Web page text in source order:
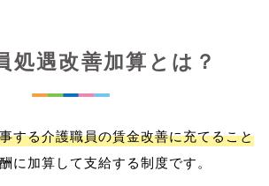
処遇改善加算とは？
する介護職員の賃金改善に充てること
に加算して支給する制度です。